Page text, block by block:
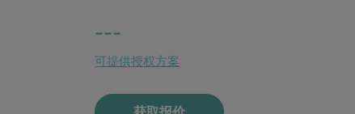
---
可提供授权方案